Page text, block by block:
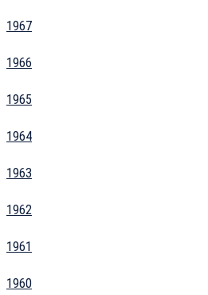
1967
1966
1965
1964
1963
1962
1961
1960